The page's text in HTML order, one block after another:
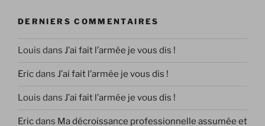
DERNIERS COMMENTAIRES
Louis dans J’ai fait l’armée je vous dis !
Ericdans J’ai fait l’armée je vous dis !
Louis dans J’ai fait l’armée je vous dis !
Ericdans Ma décroissance professionnelle assumée et